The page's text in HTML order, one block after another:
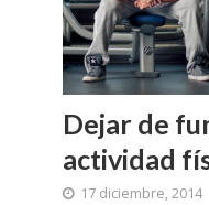
Dejar de
actividad
17 diciembre, 2014